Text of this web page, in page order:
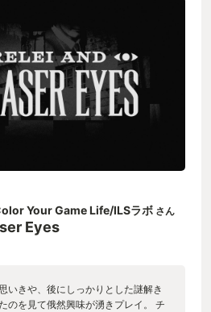
Your Game Life/ILSラボ さん
Eyes
いきや、後にしっかりとした謎解き
のを見て俄然興味が湧きプレイ。 チ